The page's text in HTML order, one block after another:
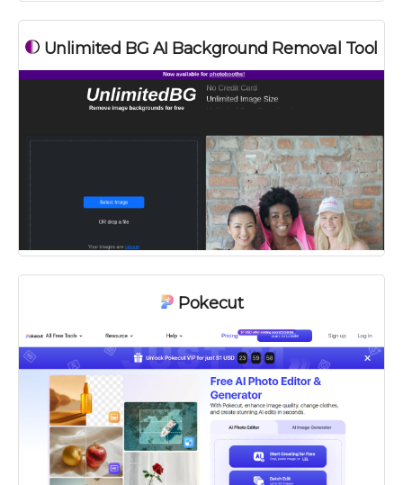
Unlimited BG AI Background Removal Tool
Pokecut